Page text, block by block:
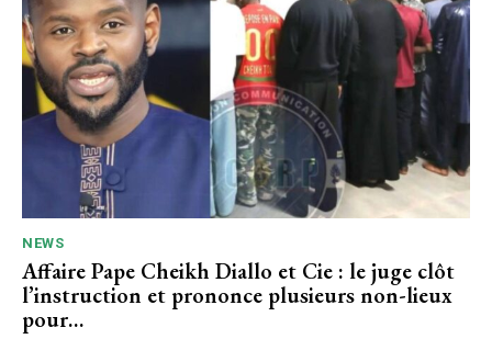
NEWS
Affaire Pape Cheikh Diallo et Cie : le juge clôt
l’instruction et prononce plusieurs non-lieux
pour…